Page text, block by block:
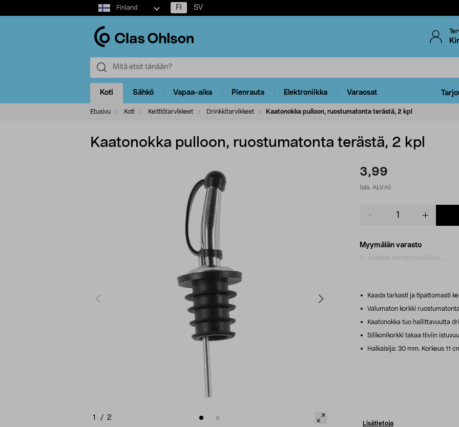
Select
market
Finland FI SV
Koti Sähkö Vapaa-aika Pienrauta Elektroniikka Varaosat
Etusivu Koti Keittiötarvikkeet Drinkkitarvikkeet Kaatonokka pulloon, ruostumatonta terästä, 2 kpl
Kaatonokka pulloon, ruostumatonta terästä, 2 kpl
1 / 2
3,99
(sis. ALV:n)
Myymälän varasto
Hakee varastosaldoa...
Kaada tarkasti ja tipattomasti
Valumaton korkki
Kaatonokka tuo hallittavuutta
Silikonikorkki takaa tiiviin
Halkaisija: 30 mm. Korkeus 11
Lisätietoja